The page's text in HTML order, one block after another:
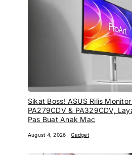
Sikat Boss! ASUS Rilis
PA279CDV & PA329CDV,
Pas Buat Anak Mac
August 4, 2026 Gadget